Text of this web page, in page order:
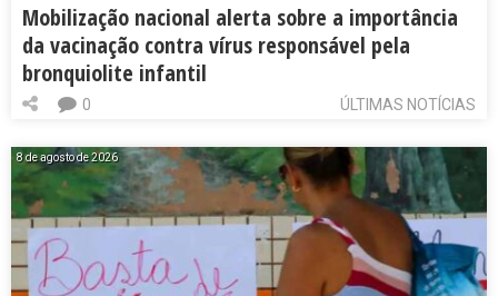
Mobilização nacional alerta sobre a importância
da vacinação contra vírus responsável pela
bronquiolite infantil
ÚLTIMAS NOTÍCIAS
0
8 de agosto de 2026